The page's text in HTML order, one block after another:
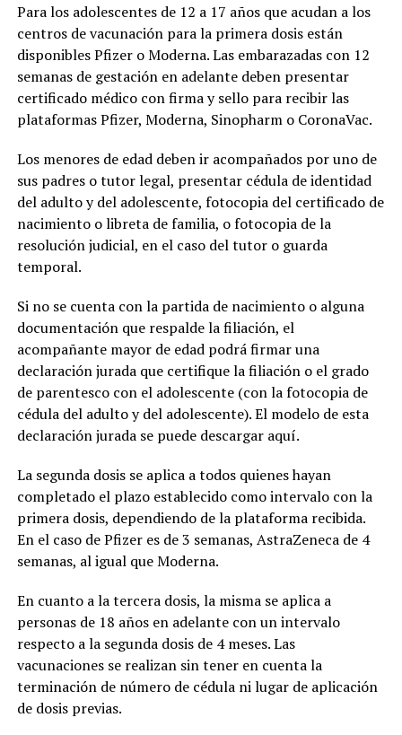
Para los adolescentes de 12 a 17 años que acudan a los
centros de vacunación para la primera dosis están
disponibles Pfizer o Moderna. Las embarazadas con 12
semanas de gestación en adelante deben presentar
certificado médico con firma y sello para recibir las
plataformas Pfizer, Moderna, Sinopharm o CoronaVac.
Los menores de edad deben ir acompañados por uno de
sus padres o tutor legal, presentar cédula de identidad
del adulto y del adolescente, fotocopia del certificado de
nacimiento o libreta de familia, o fotocopia de la
resolución judicial, en el caso del tutor o guarda
temporal.
Si no se cuenta con la partida de nacimiento o alguna
documentación que respalde la filiación, el
acompañante mayor de edad podrá firmar una
declaración jurada que certifique la filiación o el grado
de parentesco con el adolescente (con la fotocopia de
cédula del adulto y del adolescente). El modelo de esta
declaración jurada se puede descargar aquí.
La segunda dosis se aplica a todos quienes hayan
completado el plazo establecido como intervalo con la
primera dosis, dependiendo de la plataforma recibida.
En el caso de Pfizer es de 3 semanas, AstraZeneca de 4
semanas, al igual que Moderna.
En cuanto a la tercera dosis, la misma se aplica a
personas de 18 años en adelante con un intervalo
respecto a la segunda dosis de 4 meses. Las
vacunaciones se realizan sin tener en cuenta la
terminación de número de cédula ni lugar de aplicación
de dosis previas.